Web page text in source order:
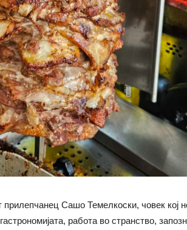
Сашо Темелкоски, човек кој
работа во странство,